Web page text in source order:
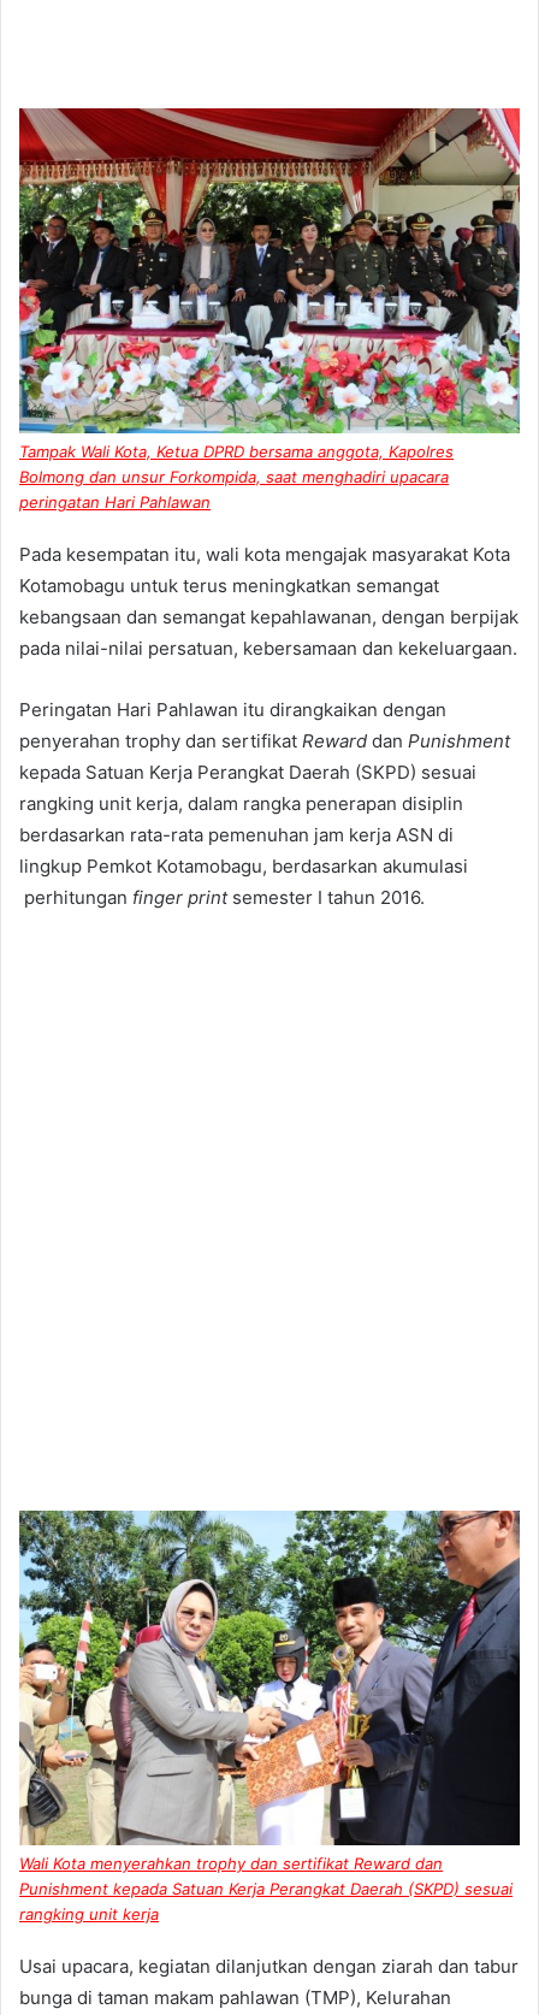
Tampak Wali Kota, Ketua DPRD bersama anggota, Kapolres
Bolmong dan unsur Forkompida, saat menghadiri upacara
peringatan Hari Pahlawan
Pada kesempatan itu, wali kota mengajak masyarakat Kota
Kotamobagu untuk terus meningkatkan semangat
kebangsaan dan semangat kepahlawanan, dengan berpijak
pada nilai-nilai persatuan, kebersamaan dan kekeluargaan.
Peringatan Hari Pahlawan itu dirangkaikan dengan
penyerahan trophy dan sertifikat Reward dan Punishment
kepada Satuan Kerja Perangkat Daerah (SKPD) sesuai
rangking unit kerja, dalam rangka penerapan disiplin
berdasarkan rata-rata pemenuhan jam kerja ASN di
lingkup Pemkot Kotamobagu, berdasarkan akumulasi
perhitungan finger printsemester I tahun 2016.
Wali Kota menyerahkan trophy dan sertifikat Reward dan
Punishment kepada Satuan Kerja Perangkat Daerah (SKPD) sesuai
rangking unit kerja
Usai upacara, kegiatan dilanjutkan dengan ziarah dan tabur
bunga di taman makam pahlawan (TMP), Kelurahan